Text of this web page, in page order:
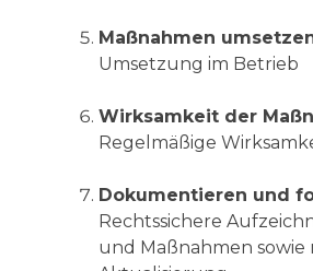
Maßnahmen
Umsetzung im Betrieb
Wirksamkeit der
Regelmäßige
Dokumentieren und
Rechtssichere
und Maßnahmen sowie